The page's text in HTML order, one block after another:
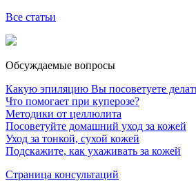
Все статьи
Обсуждаемые вопросы
Какую эпиляцию Вы посоветуете
Что помогает при куперозе?
Методики от целлюлита
Посоветуйте домашний уход за кожей
Уход за тонкой, сухой кожей
Подскажите, как ухаживать за кожей
Страница консультаций